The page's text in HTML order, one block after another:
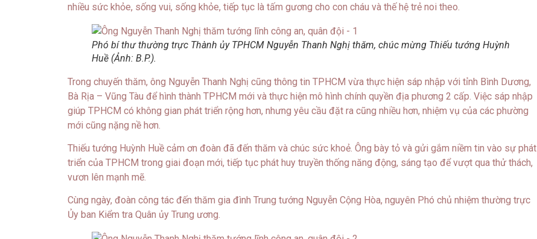
nhiều sức khỏe, sống vui, sống khỏe, tiếp tục là tấm gương cho con cháu và thế hệ trẻ noi theo.
Phó bí thư thường trực Thành ủy TPHCM Nguyễn Thanh Nghị thăm, chúc mừng Thiếu tướng Huỳnh
Huề (Ảnh: B.P.).
Trong chuyến thăm, ông Nguyễn Thanh Nghị cũng thông tin TPHCM vừa thực hiện sáp nhập với tỉnh Bình Dương,
Bà Rịa – Vũng Tàu để hình thành TPHCM mới và thực hiện mô hình chính quyền địa phương 2 cấp. Việc sáp nhập
giúp TPHCM có không gian phát triển rộng hơn, nhưng yêu cầu đặt ra cũng nhiều hơn, nhiệm vụ của các phường
mới cũng nặng nề hơn.
Thiếu tướng Huỳnh Huề cảm ơn đoàn đã đến thăm và chúc sức khoẻ. Ông bày tỏ và gửi gắm niềm tin vào sự phát
triển của TPHCM trong giai đoạn mới, tiếp tục phát huy truyền thống năng động, sáng tạo để vượt qua thử thách,
vươn lên mạnh mẽ.
Cùng ngày, đoàn công tác đến thăm gia đình Trung tướng Nguyễn Cộng Hòa, nguyên Phó chủ nhiệm thường trực
Ủy ban Kiểm tra Quân ủy Trung ương.